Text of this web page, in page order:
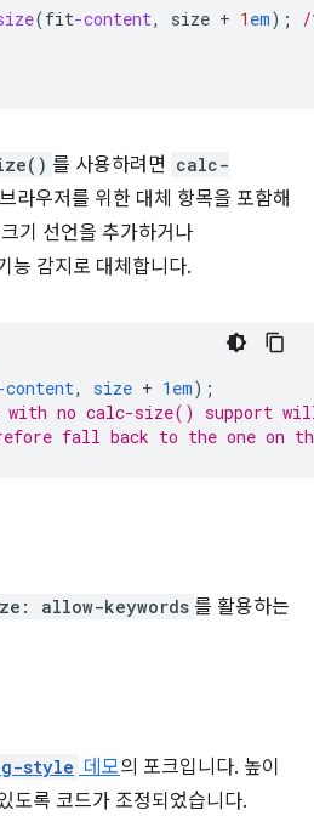
(fit-content, size + 1 em);
를 사용하려면 calc-
라우저를 위한 대체 항목을 포함해
기 선언을 추가하거나
능 감지로 대체합니다.
, size + 1em);
with no calc-size() support
fall back to the one on
allow-keywords 를 활용하는
style 데모의 포크입니다. 높이
도록 코드가 조정되었습니다.